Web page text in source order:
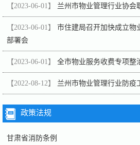
【2023-06-01】 兰州市物业管理行业协会
【2023-06-01】
市住建局召开加快成立物
部署会
【2023-06-01】 全市物业服务收费专项整
【2022-08-12】 兰州市物业管理行业防疫
政策法规
甘肃省消防条例